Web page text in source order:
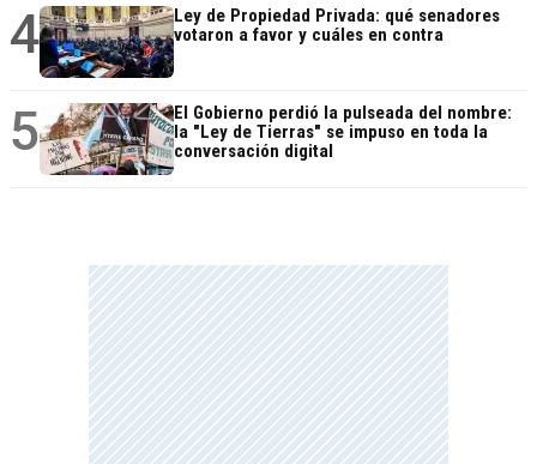
4
Ley de Propiedad Privada: qué senadores
votaron a favor y cuáles en contra
5
El Gobierno perdió la pulseada del nombre:
la "Ley de Tierras" se impuso en toda la
conversación digital